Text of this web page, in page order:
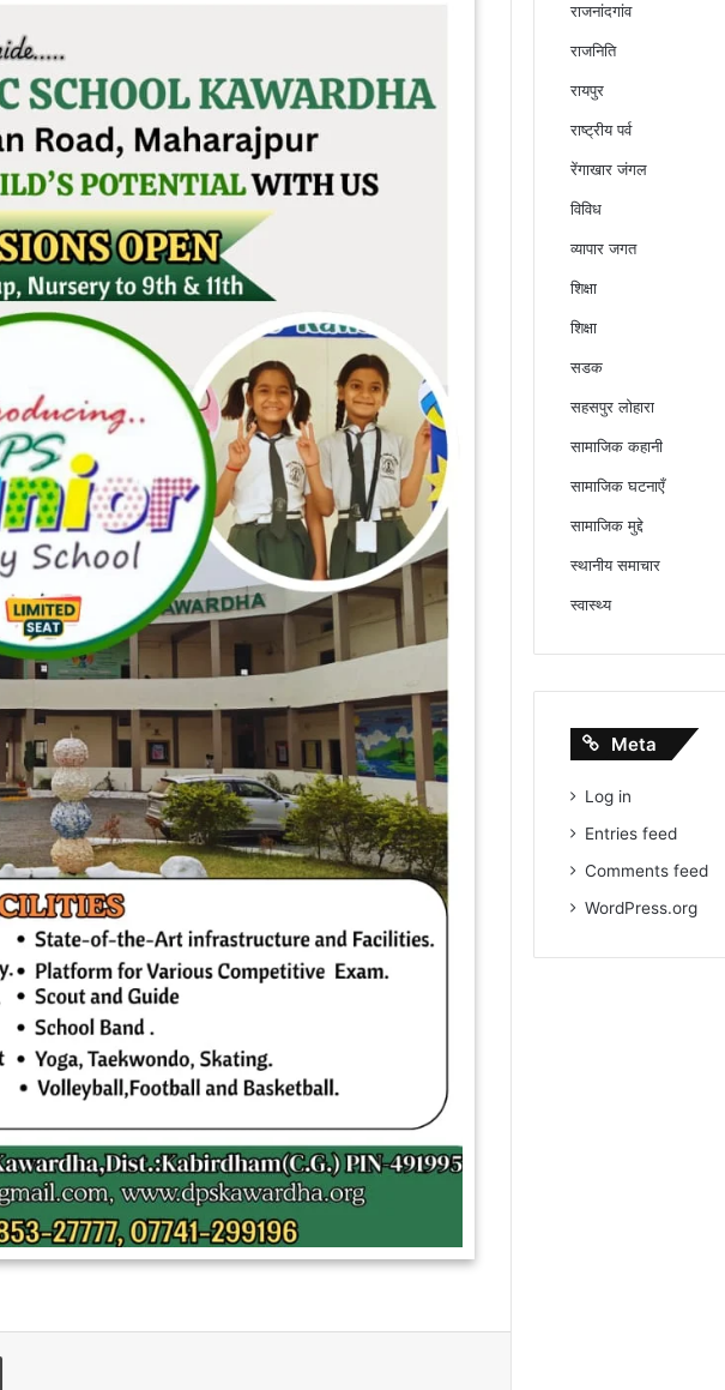
Print
राजनांदगांव
राजनिति
रायपुर
राष्ट्रीय पर्व
रेंगाखार जंगल
विविध
व्यापार जगत
शिक्षा
शिक्षा
सडक
सहसपुर लोहारा
सामाजिक कहानी
सामाजिक घटनाएँ
सामाजिक मुद्दे
स्थानीय समाचार
स्वास्थ्य
Meta
Log in
Entries feed
Comments feed
WordPress.org